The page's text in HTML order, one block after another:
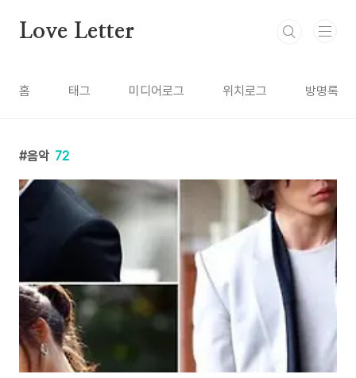
Love Letter
홈 태그 미디어로그 위치로그 방명록
음악 72